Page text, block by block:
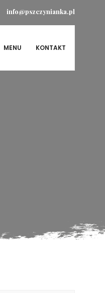
info@pszczynianka.pl
MENU KONTAKT